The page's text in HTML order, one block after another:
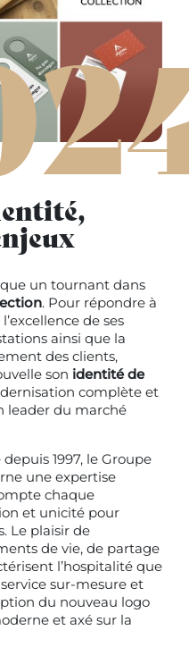
un tournant dans
. Pour répondre à
de ses
ainsi que la
des clients,
son identité de
complète et
leader du marché
1997, le Groupe
une expertise
chaque
et unicité pour
Le plaisir de
de vie, de partage
l’hospitalité que
sur-mesure et
du nouveau logo
et axé sur la